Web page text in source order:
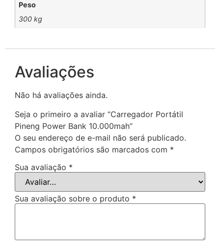
Peso
300 kg
Avaliações
Não há avaliações ainda.
Seja o primeiro a avaliar “Carregador Portátil
Pineng Power Bank 10.000mah”
O seu endereço de e-mail não será publicado.
Campos obrigatórios são marcados com *
Sua avaliação *
Sua avaliação sobre o produto *